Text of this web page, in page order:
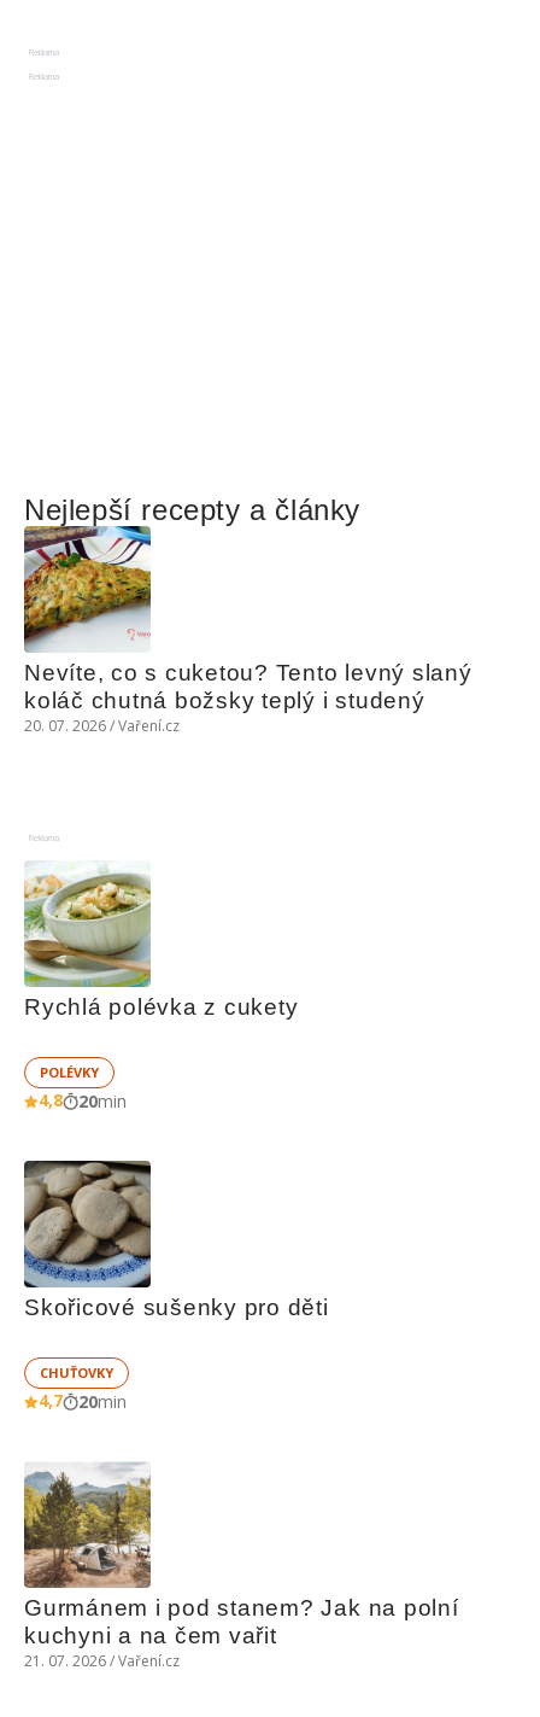
Reklama
Reklama
Nejlepší recepty a články
Nevíte, co s cuketou? Tento levný slaný
koláč chutná božsky teplý i studený
20. 07. 2026 / Vaření.cz
Reklama
Rychlá polévka z cukety
POLÉVKY
4,8 20min
Skořicové sušenky pro děti
CHUŤOVKY
4,7 20min
Gurmánem i pod stanem? Jak na polní
kuchyni a na čem vařit
21. 07. 2026 / Vaření.cz